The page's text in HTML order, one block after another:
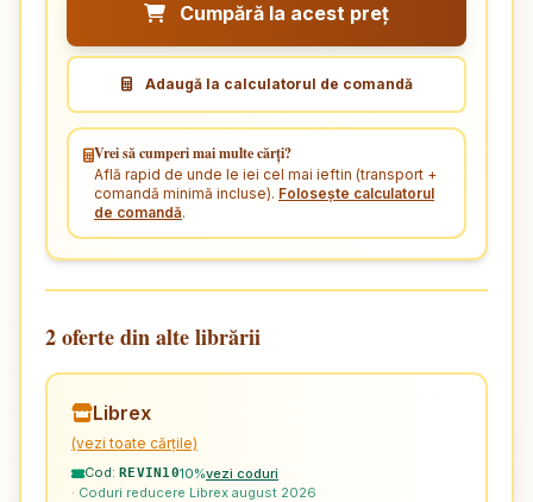
Cumpără la acest preț
Adaugă la calculatorul de comandă
Vrei să cumperi mai multe cărți?
Află rapid de unde le iei cel mai ieftin (transport +
comandă minimă incluse). Folosește calculatorul
de comandă.
2 oferte din alte librării
Librex
(vezi toate cărțile)
Cod: REVIN1010%vezi coduri
· Coduri reducere Librex august 2026